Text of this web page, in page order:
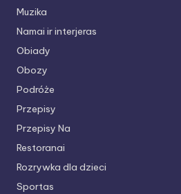
Muzika
Namai ir interjeras
Obiady
Obozy
Podróże
Przepisy
Przepisy Na
Restoranai
Rozrywka dla dzieci
Sportas